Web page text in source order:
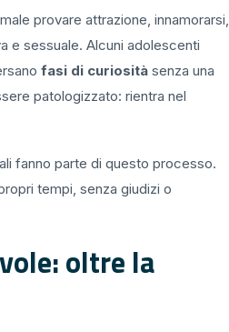
provare attrazione, innamorarsi,
e sessuale. Alcuni adolescenti
fasi di curiosità senza una
patologizzato: rientra nel
fanno parte di questo processo.
tempi, senza giudizi o
oltre la